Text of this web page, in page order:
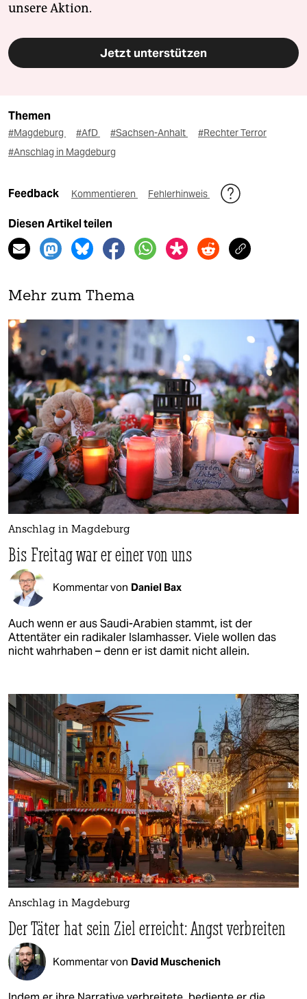
unsere Aktion.
Jetzt unterstützen
Themen
#Magdeburg #AfD #Sachsen-Anhalt
#Rechter Terror
#Anschlag in Magdeburg
Feedback Kommentieren Fehlerhinweis
Diesen Artikel teilen
Mehr zum Thema
Anschlag in Magdeburg
Bis Freitag war er einer von uns
Kommentar von Daniel Bax
Auch wenn er aus Saudi-Arabien stammt, ist der
Attentäter ein radikaler Islamhasser. Viele wollen das
nicht wahrhaben – denn er ist damit nicht allein.
Anschlag in Magdeburg
Der Täter hat sein Ziel erreicht: Angst verbreiten
Kommentar von David Muschenich